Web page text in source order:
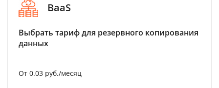
BaaS
Выбрать тариф для резервного копирования
данных
От 0.03 руб./месяц